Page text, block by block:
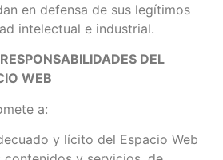
en defensa de sus legítimos
intelectual e industrial.
DEL
WEB
a:
y lícito del Espacio Web